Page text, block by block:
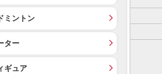
ミントン
ター
ギュア